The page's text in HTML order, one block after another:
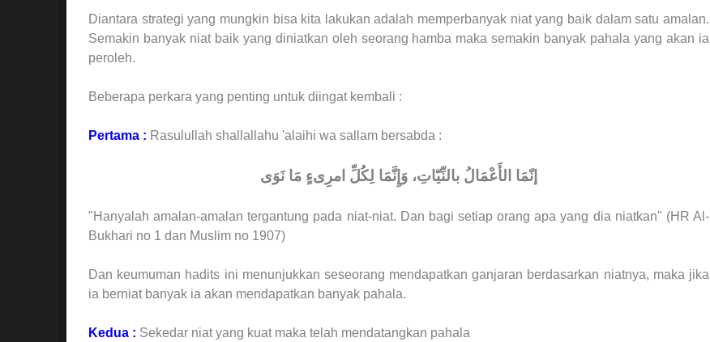
Diantara strategi yang mungkin bisa kita lakukan adalah memperbanyak niat yang baik dalam satu amalan.
Semakin banyak niat baik yang diniatkan oleh seorang hamba maka semakin banyak pahala yang akan ia
peroleh.
Beberapa perkara yang penting untuk diingat kembali :
Pertama : Rasulullah shallallahu 'alaihi wa sallam bersabda :
إنّمَا الأَعْمَالُ بالنِّيّاتِ، وَإِنَّمَا لِكُلِّ امرِىءٍ مَا نَوَى
"Hanyalah amalan-amalan tergantung pada niat-niat. Dan bagi setiap orang apa yang dia niatkan" (HR Al-
Bukhari no 1 dan Muslim no 1907)
Dan keumuman hadits ini menunjukkan seseorang mendapatkan ganjaran berdasarkan niatnya, maka jika
ia berniat banyak ia akan mendapatkan banyak pahala.
Kedua : Sekedar niat yang kuat maka telah mendatangkan pahala